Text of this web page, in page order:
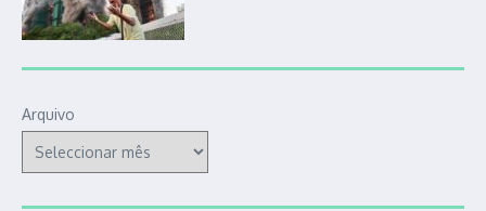
Arquivo